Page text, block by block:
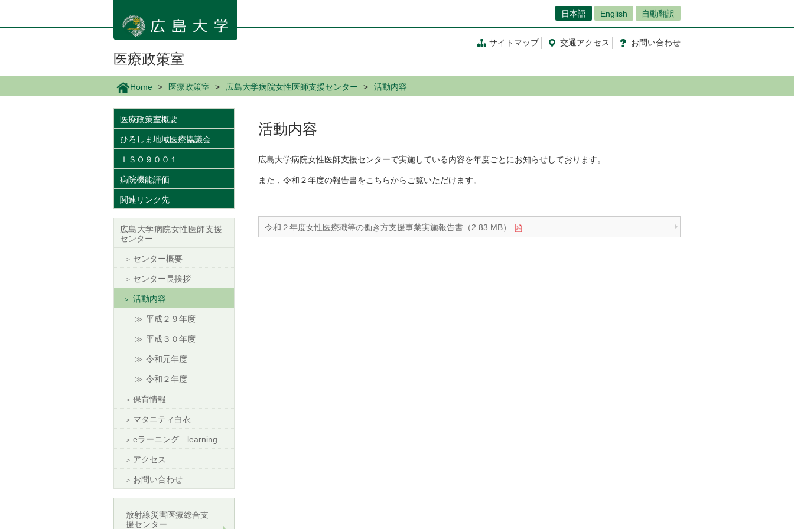
ン
日本語 English 自動翻訳
サイトマップ 交通アクセス お問い合わせ
医療政策室
Home 医療政策室 広島大学病院女性医師支援センター 活動内容
活動内容
広島大学病院女性医師支援センターで実施している内容を年度ごとにお知らせしております。
また，令和２年度の報告書をこちらからご覧いただけます。
令和２年度女性医療職等の働き方支援事業実施報告書（2.83 MB）
医療政策室概要
ひろしま地域医療協議会
ＩＳＯ９００１
病院機能評価
関連リンク先
広島大学病院女性医師支援
センター
センター概要
センター長挨拶
活動内容
平成２９年度
平成３０年度
令和元年度
令和２年度
保育情報
マタニティ白衣
eラーニング learning
アクセス
お問い合わせ
放射線災害医療総合支
援センター